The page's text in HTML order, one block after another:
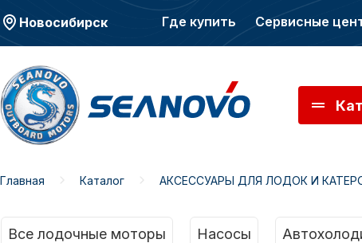
Новосибирск Где купить Сервисные
Главная Каталог АКСЕССУАРЫ ДЛЯ ЛОДОК И
Все лодочные моторы Насосы